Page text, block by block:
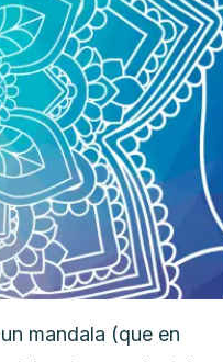
mandala (que en